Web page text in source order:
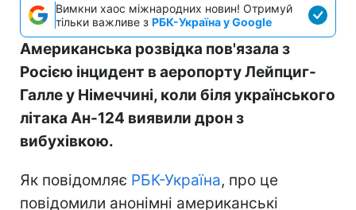
Вимкни хаос міжнародних новин! Отримуй
тільки важливе з РБК-Україна у Google
Американська розвідка пов'язала з
Росією інцидент в аеропорту Лейпциг-
Галле у Німеччині, коли біля українського
літака Ан-124 виявили дрон з
вибухівкою.
Як повідомляє РБК-Україна, про це
повідомили анонімні американські